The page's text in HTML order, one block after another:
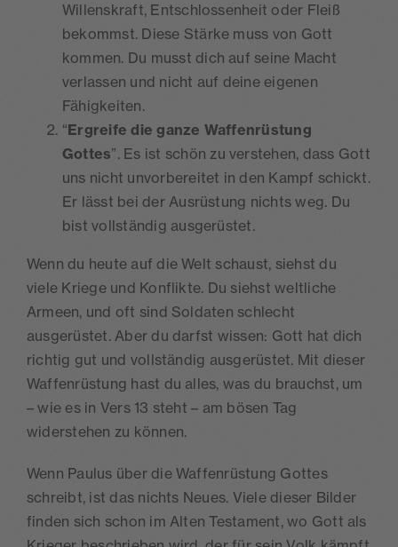
Willenskraft, Entschlossenheit oder Fleiß
bekommst. Diese Stärke muss von Gott
kommen. Du musst dich auf seine Macht
verlassen und nicht auf deine eigenen
Fähigkeiten.
“Ergreife die ganze Waffenrüstung
Gottes”. Es ist schön zu verstehen, dass Gott
uns nicht unvorbereitet in den Kampf schickt.
Er lässt bei der Ausrüstung nichts weg. Du
bist vollständig ausgerüstet.
Wenn du heute auf die Welt schaust, siehst du
viele Kriege und Konflikte. Du siehst weltliche
Armeen, und oft sind Soldaten schlecht
ausgerüstet. Aber du darfst wissen: Gott hat dich
richtig gut und vollständig ausgerüstet. Mit dieser
Waffenrüstung hast du alles, was du brauchst, um
– wie es in Vers 13 steht – am bösen Tag
widerstehen zu können.
Wenn Paulus über die Waffenrüstung Gottes
schreibt, ist das nichts Neues. Viele dieser Bilder
finden sich schon im Alten Testament, wo Gott als